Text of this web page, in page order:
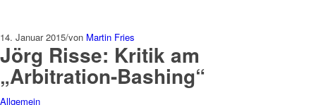
14. Januar 2015/von Martin Fries
Jörg Risse: Kritik am
„Arbitration-Bashing“
Allgemein